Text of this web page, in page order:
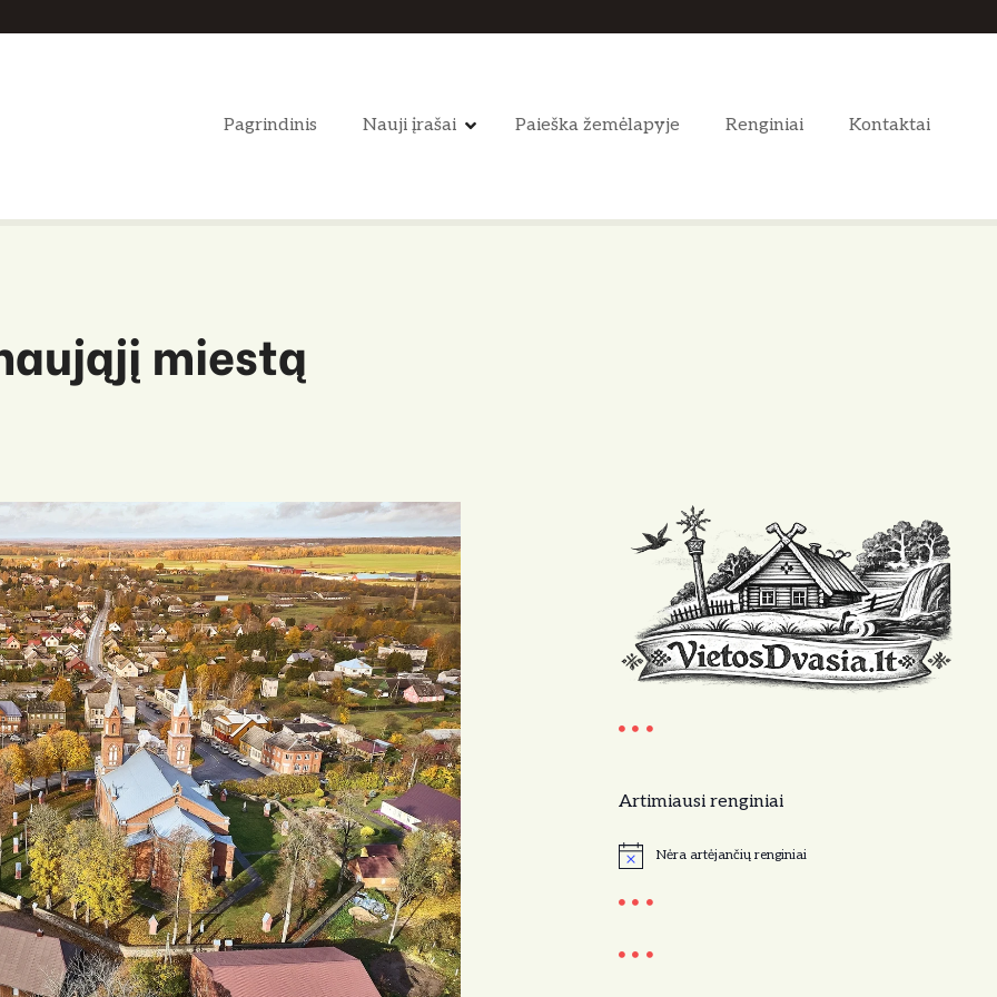
Pagrindinis Nauji įrašai Paieška žemėlapyje Renginiai Kontaktai
miestą
Artimiausi renginiai
N
t
e
Nėra artėjančių renginiai